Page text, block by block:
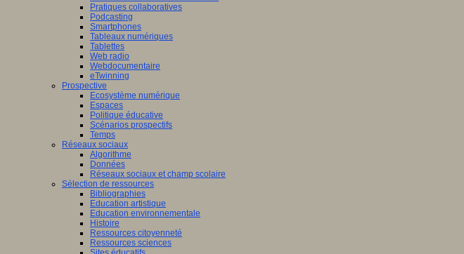
Pratiques collaboratives
Podcasting
Smartphones
Tableaux numériques
Tablettes
Web radio
Webdocumentaire
eTwinning
Prospective
Ecosystème numérique
Espaces
Politique éducative
Scénarios prospectifs
Temps
Réseaux sociaux
Algorithme
Données
Réseaux sociaux et champ scolaire
Sélection de ressources
Bibliographies
Education artistique
Education environnementale
Histoire
Ressources citoyenneté
Ressources sciences